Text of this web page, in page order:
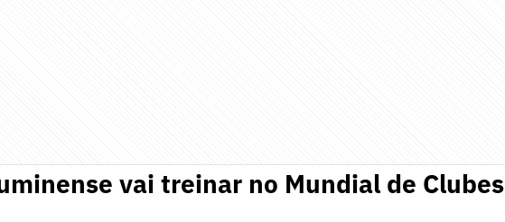
vai treinar no Mundial de Clubes